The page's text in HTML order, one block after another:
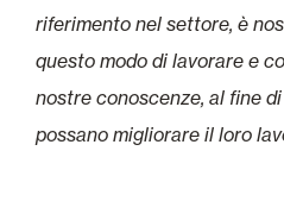
riferimento nel settore, è
questo modo di lavorare e
nostre conoscenze, al fine
possano migliorare il loro